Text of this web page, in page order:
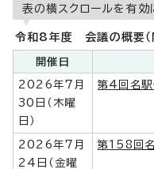
表の横スクロールを有効
令和8年度 会議の概要（
開催日
2026年7月
30日（木曜
日）
第4回名駅
2026年7月
24日（金曜
第158回